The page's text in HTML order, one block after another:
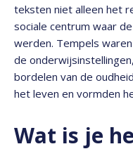
teksten niet alleen het
sociale centrum waar
werden. Tempels
de
bordelen van de
het leven en vormden
Wat is je